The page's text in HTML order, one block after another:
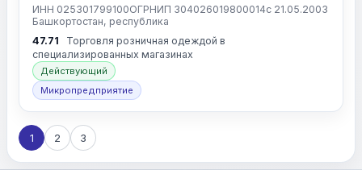
ИНН 025301799100ОГРНИП 304026019800014с 21.05.2003
Башкортостан, республика
47.71
Торговля розничная одеждой в
специализированных магазинах
Действующий
Микропредприятие
1 2 3